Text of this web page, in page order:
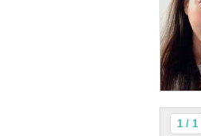
1 / 1